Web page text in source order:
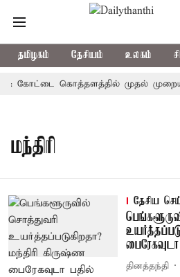
தமிழகம் தேசியம் உலகம்
கோட்டை கொத்தளத்தில் முதல்
மந்திரி
தேசிய
தினத்தந்தி